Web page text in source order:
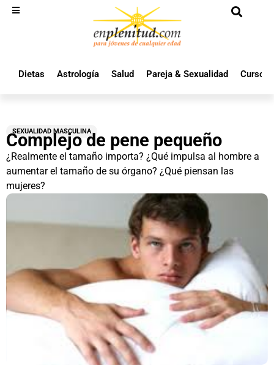
Dietas Astrología Salud Pareja & Sexualidad Cursos
SEXUALIDAD MASCULINA
Complejo de pene pequeño
¿Realmente el tamaño importa? ¿Qué impulsa al hombre a
aumentar el tamaño de su órgano? ¿Qué piensan las
mujeres?